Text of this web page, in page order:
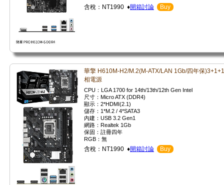
含稅：NT1990 ♦開箱討論 Buy
華擎 H610M-H2/M.2(M-ATX/LAN 1Gb/四年保)3+1+1
相電源
CPU：LGA 1700 for 14th/13th/12th Gen Intel
尺寸：Micro ATX (DDR4)
顯示：2*HDMI(2.1)
儲存：1*M.2 / 4*SATA3
內建：USB 3.2 Gen1
網路：Realtek 1Gb
保固：註冊四年
RGB：無
含稅：NT1990 ♦開箱討論 Buy